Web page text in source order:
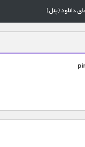
دانلود (پنل)